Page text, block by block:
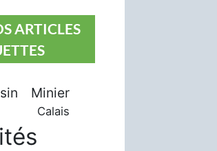
ARTICLES
Minier
Calais